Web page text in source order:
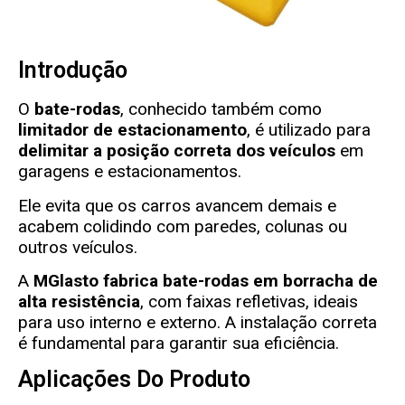
Introdução
O bate-rodas, conhecido também como
limitador de estacionamento, é utilizado para
delimitar a posição correta dos veículos em
garagens e estacionamentos.
Ele evita que os carros avancem demais e
acabem colidindo com paredes, colunas ou
outros veículos.
A MGlasto fabrica bate-rodas em borracha de
alta resistência, com faixas refletivas, ideais
para uso interno e externo. A instalação correta
é fundamental para garantir sua eficiência.
Aplicações Do Produto